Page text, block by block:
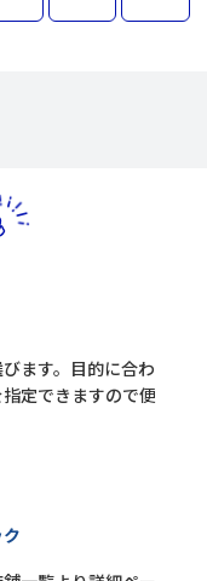
ます。目的に合わ
定できますので便